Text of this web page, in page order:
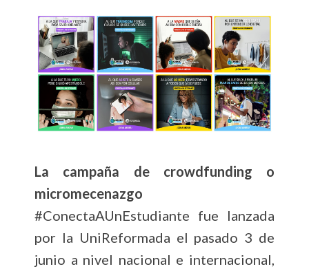
La campaña de crowdfunding o
micromecenazgo
#ConectaAUnEstudiante fue lanzada
por la UniReformada el pasado 3 de
junio a nivel nacional e internacional,